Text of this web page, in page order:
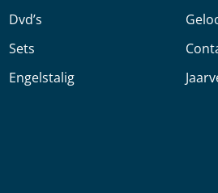
Dvd’s
Sets
Engelstalig